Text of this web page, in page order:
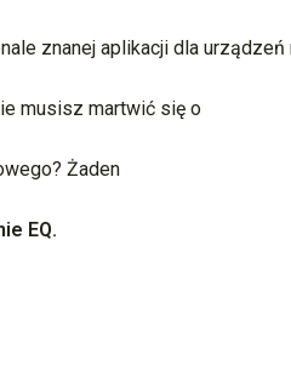
znanej aplikacji dla urządzeń
musisz martwić się o
Żaden
EQ.